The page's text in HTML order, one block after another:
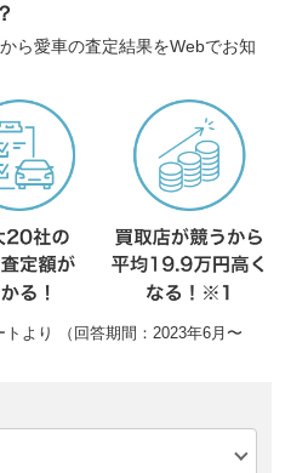
から愛車の査定結果をWebでお知
より （回答期間：2023年6月〜